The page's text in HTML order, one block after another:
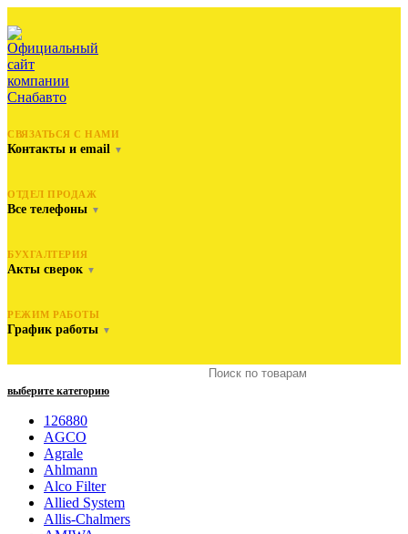
СВЯЗАТЬСЯ С НАМИ
Контакты и email ▼
ОТДЕЛ ПРОДАЖ
Все телефоны ▼
БУХГАЛТЕРИЯ
Акты сверок ▼
РЕЖИМ РАБОТЫ
График работы ▼
выберите категорию
126880
AGCO
Agrale
Ahlmann
Alco Filter
Allied System
Allis-Chalmers